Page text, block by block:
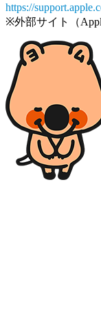
https://
※外部サイト（